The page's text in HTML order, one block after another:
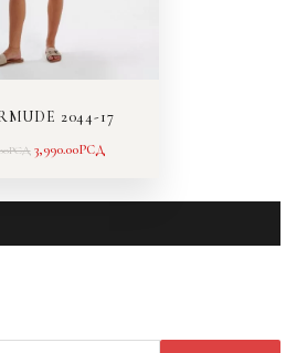
2044-17
РСД 3,990.00РСД